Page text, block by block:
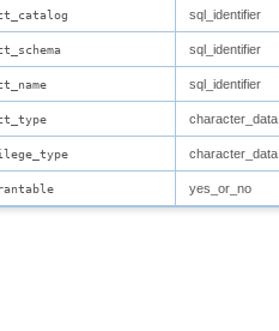
sql_identifier
sql_identifier
sql_identifier
character_data
character_data
yes_or_no